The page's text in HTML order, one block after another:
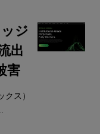
ジ
出
害
ス）